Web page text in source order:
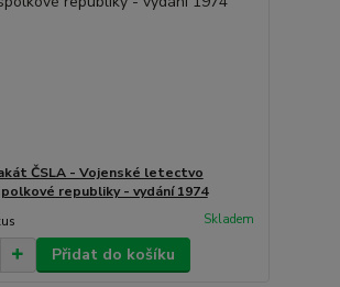
ČSLA - Vojenské letectvo
republiky - vydání 1974
Skladem
Přidat do košíku